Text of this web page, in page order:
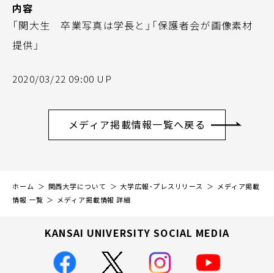
内容
「関大生 卒業写真は学長と」「保護者会が画像素材
提供」
2020/03/22 09:00 UP
メディア掲載情報一覧へ戻る
ホーム 関西大学について 大学広報・プレスリリース
メディア掲載
情報 一覧
メディア掲載情報 詳細
KANSAI UNIVERSITY SOCIAL MEDIA